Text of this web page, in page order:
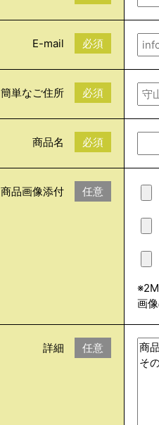
E-mail 必須
簡単なご住所 必須
商品名 必須
商品画像添付 任意
画
詳細 任意